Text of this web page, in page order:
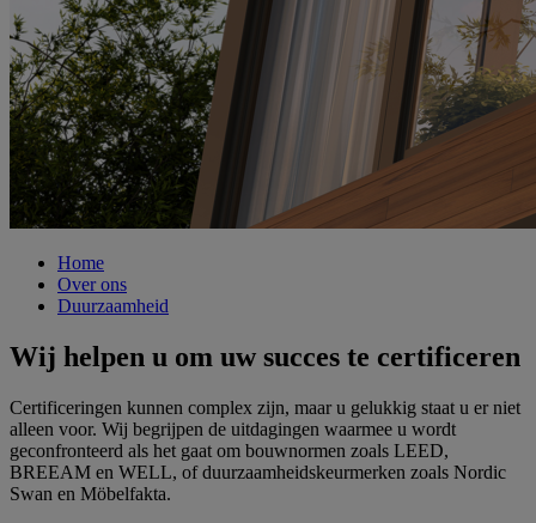
Home
Over ons
Duurzaamheid
Wij helpen u om uw succes te certificeren
Certificeringen kunnen complex zijn, maar u gelukkig staat u er niet
alleen voor. Wij begrijpen de uitdagingen waarmee u wordt
geconfronteerd als het gaat om bouwnormen zoals LEED,
BREEAM en WELL, of duurzaamheidskeurmerken zoals Nordic
Swan en Möbelfakta.